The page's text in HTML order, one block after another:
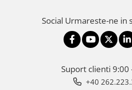
Social Urmareste-ne in
Suport clienti 9:00
+40